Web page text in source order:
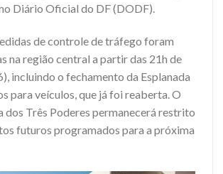
Diário Oficial do DF (DODF).
de controle de tráfego foram
na região central a partir das 21h de
incluindo o fechamento da Esplanada
para veículos, que já foi reaberta. O
dos Três Poderes permanecerá restrito
futuros programados para a próxima